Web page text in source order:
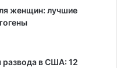
женщин: лучшие
развода в США: 12